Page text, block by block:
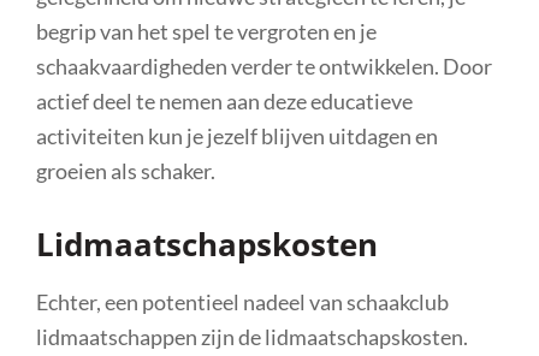
begrip van het spel te vergroten en je
schaakvaardigheden verder te ontwikkelen. Door
actief deel te nemen aan deze educatieve
activiteiten kun je jezelf blijven uitdagen en
groeien als schaker.
Lidmaatschapskosten
Echter, een potentieel nadeel van schaakclub
lidmaatschappen zijn de lidmaatschapskosten.